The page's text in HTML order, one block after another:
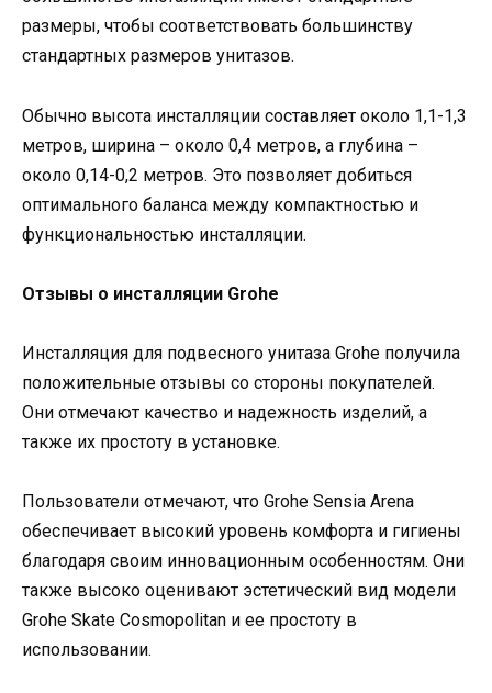
размеры, чтобы соответствовать большинству
стандартных размеров унитазов.
Обычно высота инсталляции составляет около 1,1-1,3
метров, ширина – около 0,4 метров, а глубина –
около 0,14-0,2 метров. Это позволяет добиться
оптимального баланса между компактностью и
функциональностью инсталляции.
Отзывы о инсталляции Grohe
Инсталляция для подвесного унитаза Grohe получила
положительные отзывы со стороны покупателей.
Они отмечают качество и надежность изделий, а
также их простоту в установке.
Пользователи отмечают, что Grohe Sensia Arena
обеспечивает высокий уровень комфорта и гигиены
благодаря своим инновационным особенностям. Они
также высоко оценивают эстетический вид модели
Grohe Skate Cosmopolitan и ее простоту в
использовании.